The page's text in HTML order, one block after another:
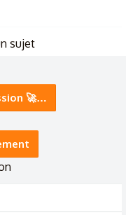
sujet
sujet🚀…